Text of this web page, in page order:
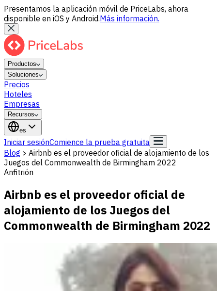
Presentamos la aplicación móvil de PriceLabs, ahora
disponible en iOS y Android.Más información.
Productos
Soluciones
Precios
Hoteles
Empresas
Recursos
es
Iniciar sesiónComience la prueba gratuita
Blog > Airbnb es el proveedor oficial de alojamiento de los
Juegos del Commonwealth de Birmingham 2022
Anfitrión
Airbnb es el proveedor oficial de
alojamiento de los Juegos del
Commonwealth de Birmingham 2022